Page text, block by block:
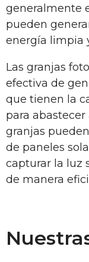
generalmente
pueden
energía limpia
Las granjas
efectiva de
que tienen la
para abastecer
granjas
de paneles
capturar la luz
de manera